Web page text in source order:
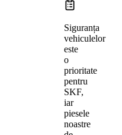
Siguranța
vehiculelor
este
o
prioritate
pentru
SKF,
iar
piesele
noastre